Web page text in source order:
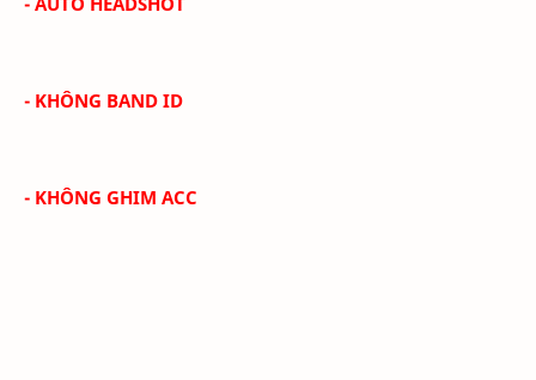
- KHÔNG BAND ID
- KHÔNG GHIM ACC